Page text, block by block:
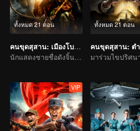
ทั้งหมด 21 ตอน
คนขุดสุสาน: เมืองโบราณกลางทะเลทราย
นักแสดงชายชื่อดังจิ้นตง กับนักแสดงหญิงดาวรุ่งของไต้หวันเฉิน เฉียว เอิน เริ่มการผจญภัยในสุสานฝังศพ
ทั้งหมด 21 ตอน
VIP